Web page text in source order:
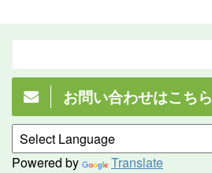
お問い合わせはこちら
Powered by Translate